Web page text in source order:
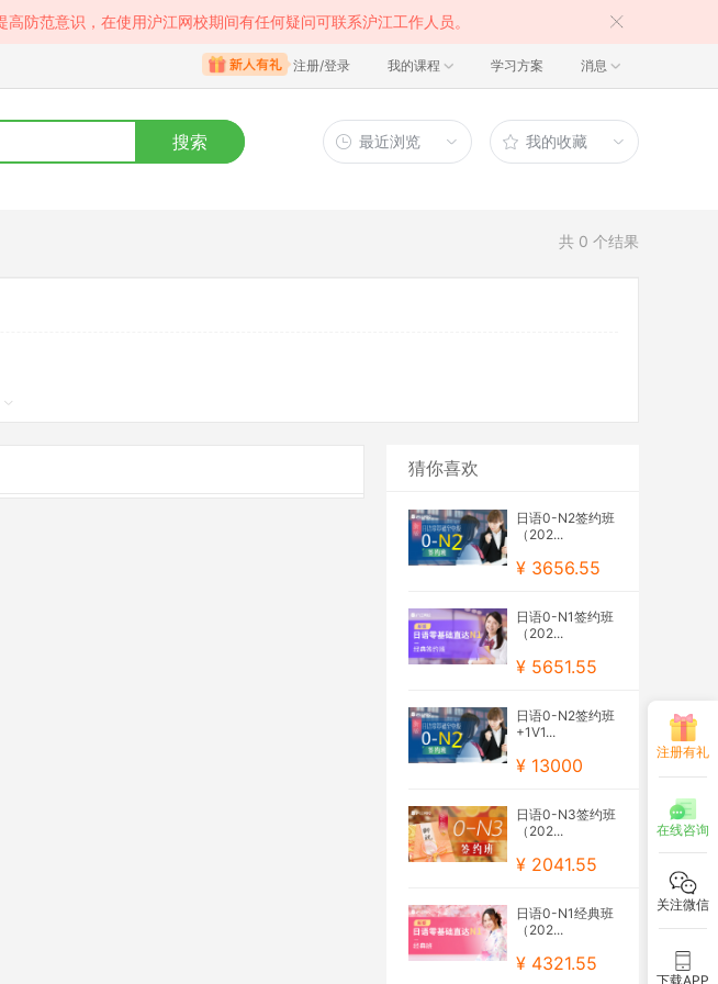
防范意识，在使用沪江网校期间有任何疑问可联系沪江工作人员。
注册/登录 我的课程 学习方案 消息
搜索 最近浏览 我的收藏
共 0 个结果
猜你喜欢
日语0-N2签约班
（202...
¥ 3656.55
日语0-N1签约班
（202...
¥ 5651.55
日语0-N2签约班
+1V1...
¥ 13000
日语0-N3签约班
（202...
¥ 2041.55
日语0-N1经典班
（202...
¥ 4321.55
注册有礼
在线咨询
关注微信
下载APP